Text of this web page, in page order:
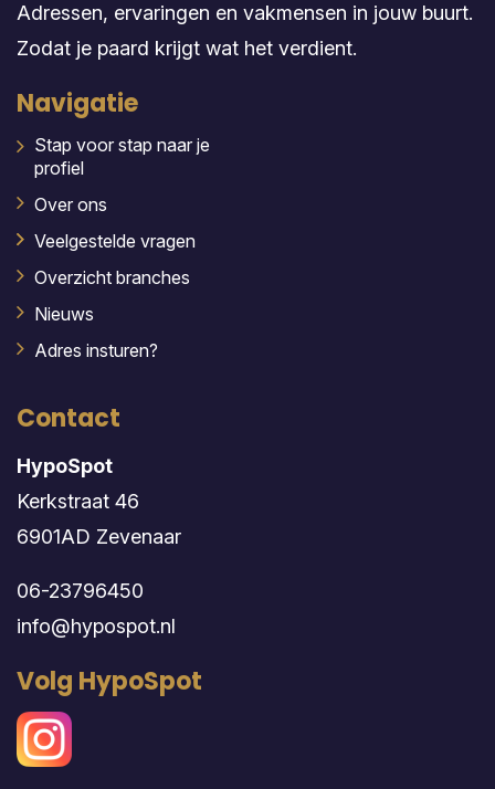
Adressen, ervaringen en vakmensen in jouw buurt.
Zodat je paard krijgt wat het verdient.
Navigatie
Stap voor stap naar je
profiel
Over ons
Veelgestelde vragen
Overzicht branches
Nieuws
Adres insturen?
Contact
HypoSpot
Kerkstraat 46
6901AD Zevenaar
06-23796450
info@hypospot.nl
Volg HypoSpot